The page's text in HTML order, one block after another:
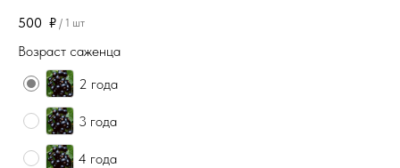
контейнерах (горшках).
500 ₽ / 1 шт
Возраст саженца
2 года
3 года
4 года